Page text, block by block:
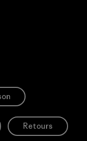
Retours